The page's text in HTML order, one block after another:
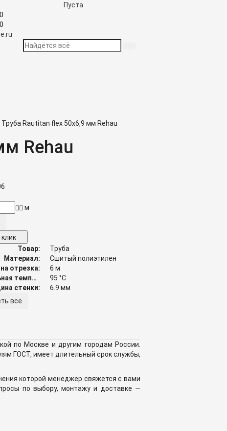
Пуста
Труба Rautitan flex 50х6,9 мм Rehau
Rehau
м
клик
Товар:
Труба
Материал:
Сшитый полиэтилен
отрезка:
6 м
Максимальная температура:
95 °C
стенки:
6.9 мм
все
по Москве и другим городам России.
ГОСТ, имеет длительный срок службы,
которой менеджер свяжется с вами
по выбору, монтажу и доставке —